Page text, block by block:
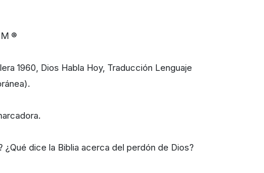
®
1960, Dios Habla Hoy, Traducción Lenguaje
¿Qué dice la Biblia acerca del perdón de Dios?